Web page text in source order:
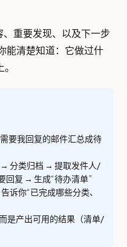
重要发现、以及下一步
能清楚知道：它做过什
要我回复的邮件汇总成待
分类归档 → 提取发件人/
回复 → 生成“待办清单”
诉你“已完成哪些分类、
是产出可用的结果（清单/